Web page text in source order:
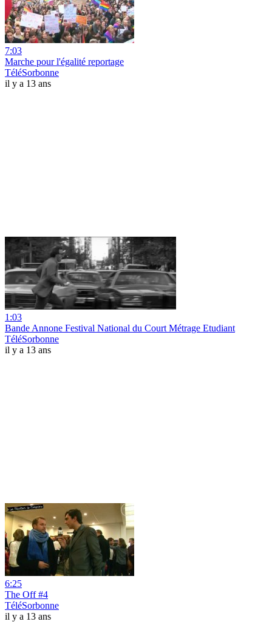
7:03
Marche pour l'égalité reportage
TéléSorbonne
il y a 13 ans
1:03
Bande Annone Festival National du Court Métrage Etudiant
TéléSorbonne
il y a 13 ans
6:25
The Off #4
TéléSorbonne
il y a 13 ans